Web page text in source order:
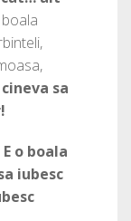
boala
sa
o boala
iubesc